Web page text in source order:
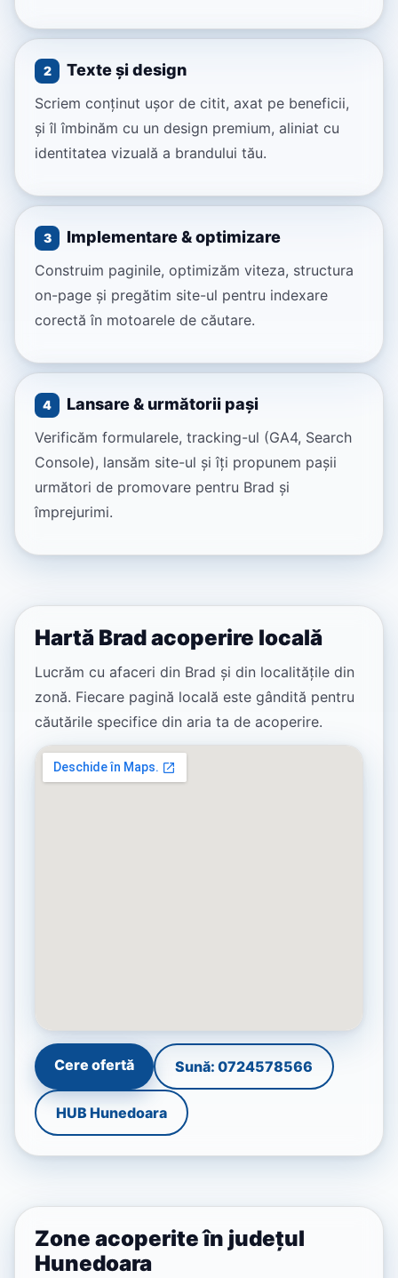
2 Texte și design
Scriem conținut ușor de citit, axat pe beneficii,
și îl îmbinăm cu un design premium, aliniat cu
identitatea vizuală a brandului tău.
3 Implementare & optimizare
Construim paginile, optimizăm viteza, structura
on-page și pregătim site-ul pentru indexare
corectă în motoarele de căutare.
4 Lansare & următorii pași
Verificăm formularele, tracking-ul (GA4, Search
Console), lansăm site-ul și îți propunem pașii
următori de promovare pentru Brad și
împrejurimi.
Hartă Brad acoperire locală
Lucrăm cu afaceri din Brad și din localitățile din
zonă. Fiecare pagină locală este gândită pentru
căutările specifice din aria ta de acoperire.
Cere ofertă Sună: 0724578566
HUB Hunedoara
Zone acoperite în județul
Hunedoara